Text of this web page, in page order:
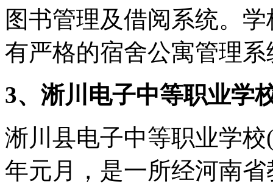
图书管理及借阅系统。
有严格的宿舍公寓管理系
3、淅川电子中等职业学
淅川县电子中等职业学
年元月，是一所经河南